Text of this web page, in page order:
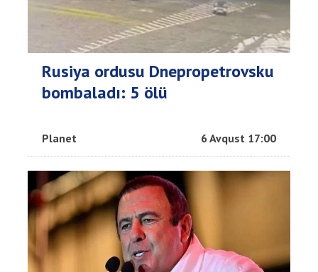
Rusiya ordusu Dnepropetrovsku
bombaladı: 5 ölü
Planet 6 Avqust 17:00